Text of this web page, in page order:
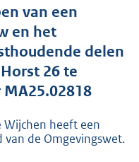
r
o
t
t
:
2
0
van een
en het
delen
26 te
Wijchen heeft een
de Omgevingswet.